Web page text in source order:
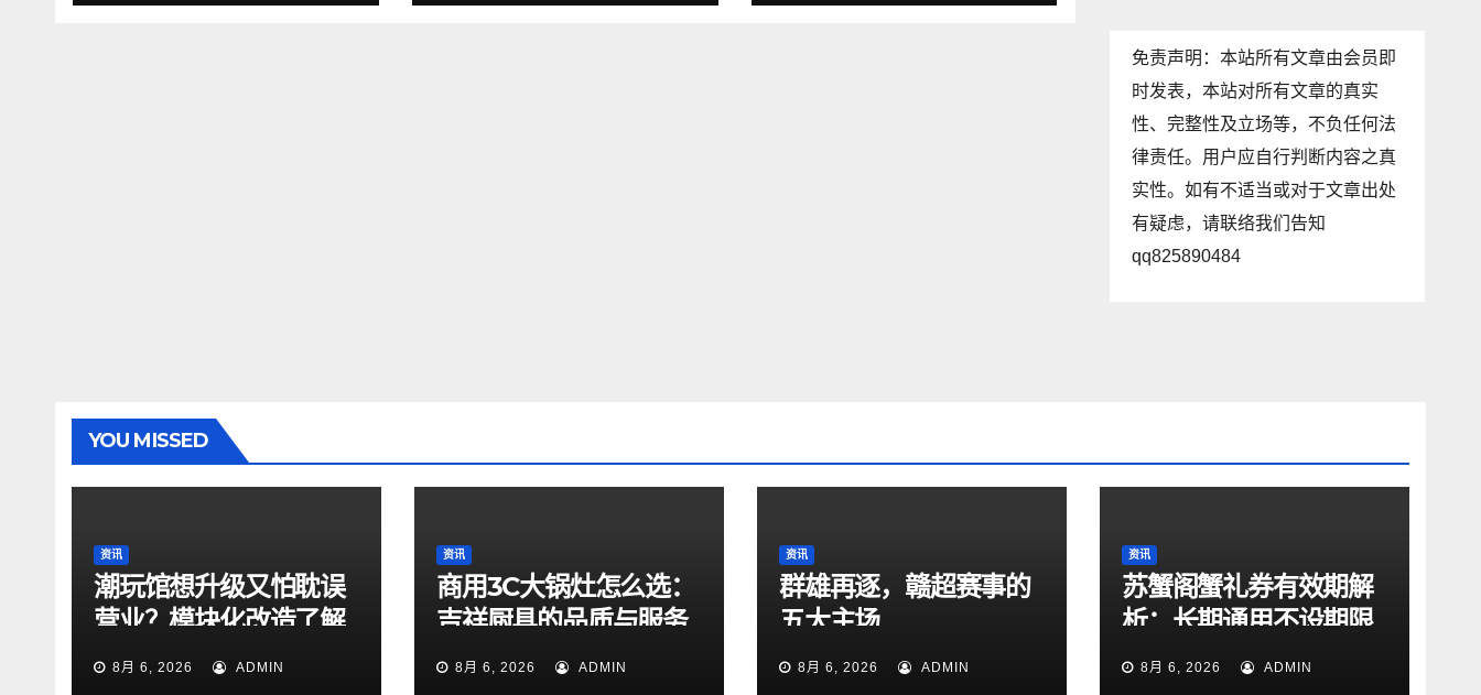
免责声明：本站所有文章由会员即
时发表，本站对所有文章的真实
性、完整性及立场等，不负任何法
律责任。用户应自行判断内容之真
实性。如有不适当或对于文章出处
有疑虑，请联络我们告知
qq825890484
YOU MISSED
资讯
潮玩馆想升级又怕耽误
营业？模块化改造了解
一下
8月 6, 2026 ADMIN
资讯
商用3C大锅灶怎么选：
吉祥厨具的品质与服务
测评
8月 6, 2026 ADMIN
资讯
群雄再逐，赣超赛事的
五大主场
8月 6, 2026 ADMIN
资讯
苏蟹阁蟹礼券有效期解
析：长期通用不设期限
8月 6, 2026 ADMIN